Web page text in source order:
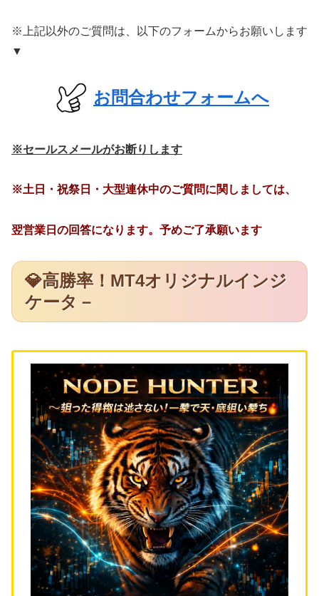
※上記以外のご質問は、以下のフォームからお願いします
▼
お問合わせフォームへ
※セールスメールがお断りします
※土日・祝祭日・大型連休中のご質問に関しましては、
翌営業日の回答になります。予めご了承願います
💎高勝率！MT4オリジナルインジ
ケータ－